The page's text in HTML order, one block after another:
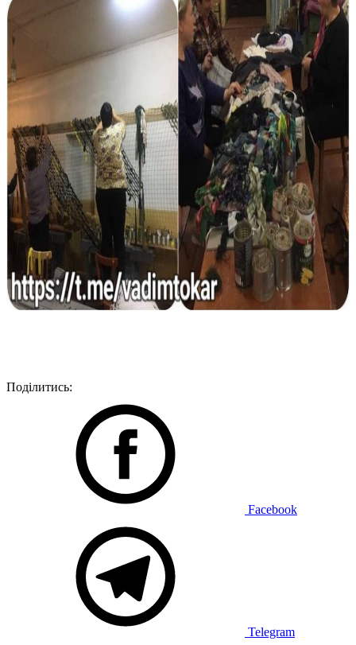
Поділитись:
Facebook
Telegram